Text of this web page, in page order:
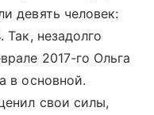
девять человек:
незадолго
2017-го Ольга
в основной.
свои силы,